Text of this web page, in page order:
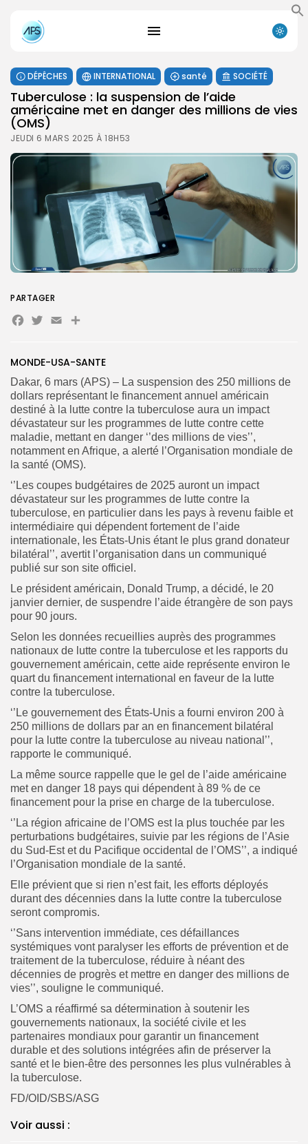
Search
for:
FR
DÉPÊCHES INTERNATIONAL santé SOCIÉTÉ
Tuberculose : la suspension de l’aide
américaine met en danger des millions de vies
(OMS)
JEUDI 6 MARS 2025 À 18H53
MONDE-USA-SANTE
Dakar, 6 mars (APS) – La suspension des 250 millions de
dollars représentant le financement annuel américain
destiné à la lutte contre la tuberculose aura un impact
dévastateur sur les programmes de lutte contre cette
maladie, mettant en danger ‘’des millions de vies’’,
notamment en Afrique, a alerté l’Organisation mondiale de
la santé (OMS).
‘’Les coupes budgétaires de 2025 auront un impact
dévastateur sur les programmes de lutte contre la
tuberculose, en particulier dans les pays à revenu faible et
intermédiaire qui dépendent fortement de l’aide
internationale, les États-Unis étant le plus grand donateur
bilatéral’’, avertit l’organisation dans un communiqué
publié sur son site officiel.
Le président américain, Donald Trump, a décidé, le 20
janvier dernier, de suspendre l’aide étrangère de son pays
pour 90 jours.
Selon les données recueillies auprès des programmes
nationaux de lutte contre la tuberculose et les rapports du
gouvernement américain, cette aide représente environ le
quart du financement international en faveur de la lutte
contre la tuberculose.
‘’Le gouvernement des États-Unis a fourni environ 200 à
250 millions de dollars par an en financement bilatéral
pour la lutte contre la tuberculose au niveau national’’,
rapporte le communiqué.
La même source rappelle que le gel de l’aide américaine
met en danger 18 pays qui dépendent à 89 % de ce
financement pour la prise en charge de la tuberculose.
‘’La région africaine de l’OMS est la plus touchée par les
perturbations budgétaires, suivie par les régions de l’Asie
du Sud-Est et du Pacifique occidental de l’OMS’’, a indiqué
l’Organisation mondiale de la santé.
Elle prévient que si rien n’est fait, les efforts déployés
durant des décennies dans la lutte contre la tuberculose
seront compromis.
‘’Sans intervention immédiate, ces défaillances
systémiques vont paralyser les efforts de prévention et de
traitement de la tuberculose, réduire à néant des
décennies de progrès et mettre en danger des millions de
vies’’, souligne le communiqué.
L’OMS a réaffirmé sa détermination à soutenir les
gouvernements nationaux, la société civile et les
partenaires mondiaux pour garantir un financement
durable et des solutions intégrées afin de préserver la
santé et le bien-être des personnes les plus vulnérables à
la tuberculose.
FD/OID/SBS/ASG
Voir aussi :
PARTAGER
Facebook
Twitter
EmailPartager